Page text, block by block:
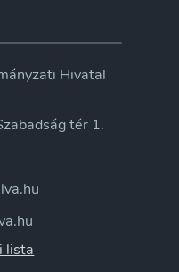
Hivatal
tér 1.
lista